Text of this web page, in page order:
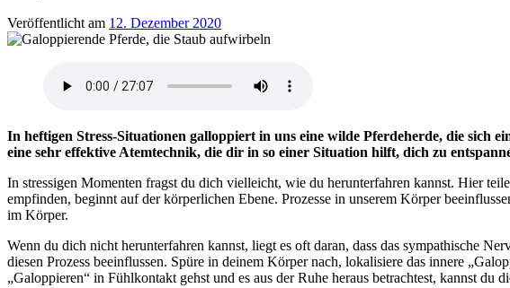
Veröffentlicht am 12. Dezember 2020
In heftigen Stress-Situationen galloppiert in uns eine wilde Pferdeherde, die
eine sehr effektive Atemtechnik, die dir in so einer Situation hilft, dich zu
In stressigen Momenten fragst du dich vielleicht, wie du herunterfahren kannst. Hier
empfinden, beginnt auf der körperlichen Ebene. Prozesse in unserem Körper
im Körper.
Wenn du dich nicht herunterfahren kannst, liegt es oft daran, dass das sympathische
diesen Prozess beeinflussen. Spüre in deinem Körper nach, lokalisiere das innere
„Galoppieren“ in Fühlkontakt gehst und es aus der Ruhe heraus betrachtest, kannst du